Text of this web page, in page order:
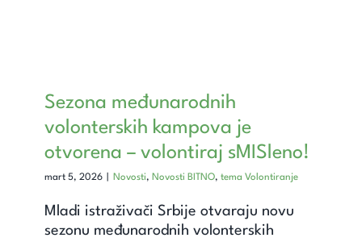
Sezona međunarodnih
volonterskih kampova je
otvorena – volontiraj sMISleno!
mart 5, 2026 Novosti, Novosti BITNO, tema Volontiranje
Mladi istraživači Srbije otvaraju novu
sezonu međunarodnih volonterskih